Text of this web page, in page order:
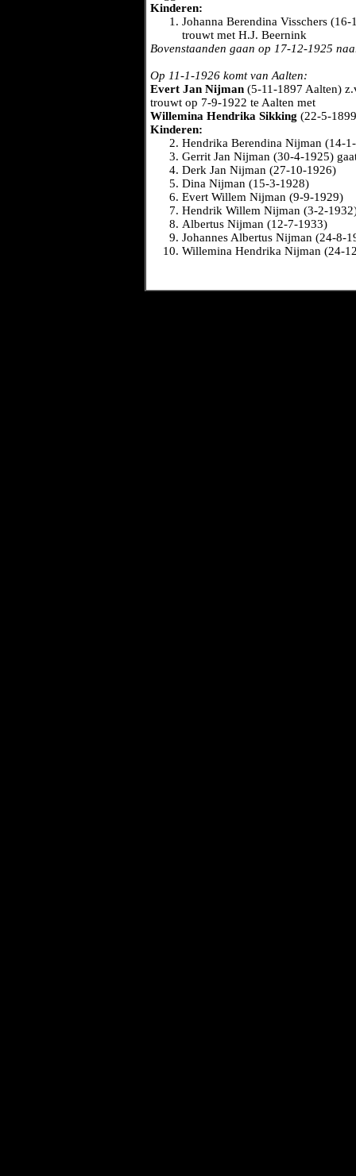
Kinderen:
Johanna Berendina Visschers
trouwt met H.J. Beernink
Bovenstaanden gaan op 17-12-1925
Op 11-1-1926 komt van Aalten:
Evert Jan Nijman (5-11-1897 Aalten)
trouwt op 7-9-1922 te Aalten met
Willemina Hendrika Sikking (22-5-
Kinderen:
Hendrika Berendina Nijman (14-
Gerrit Jan Nijman (30-4-1925)
Derk Jan Nijman (27-10-1926)
Dina Nijman (15-3-1928)
Evert Willem Nijman (9-9-1929)
Hendrik Willem Nijman (3-2-
Albertus Nijman (12-7-1933)
Johannes Albertus Nijman (24-8-
Willemina Hendrika Nijman (24-